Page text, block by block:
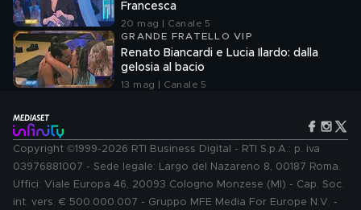
Francesca
20 mag | Canale 5
GRANDE FRATELLO VIP
Renato Biancardi e Lucia Ilardo: dalla
gelosia al bacio
13 mag | Canale 5
Copyright ©1999-2026 RTI Business Digital - RTI S.p.A.: p. iva
03976881007 - Sede legale: Largo del Nazareno 8, 00187 Roma.
Uffici: Viale Europa 46, 20093 Cologno Monzese (MI) - Cap. Soc.
int. vers. € 500.000.007 - Gruppo MFE Media For Europe N.V. -